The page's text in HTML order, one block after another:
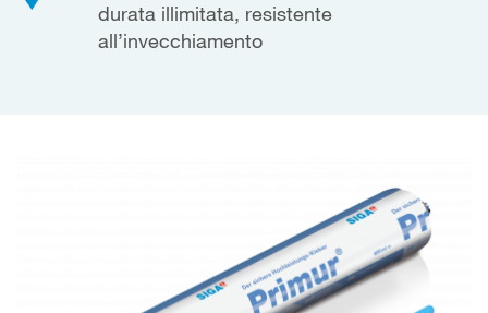
durata illimitata, resistente
all’invecchiamento